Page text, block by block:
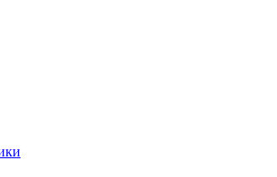
обработана специальным
отличные влаго и масло
Поверхность отталкивает
устойчивость к отпечаткам
которые появляются на поверхности,
EXUS Circular PL имеют
покрытие ASC,
статического заряда на